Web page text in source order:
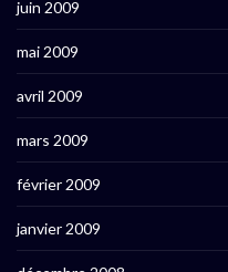
juin 2009
mai 2009
avril 2009
mars 2009
février 2009
janvier 2009